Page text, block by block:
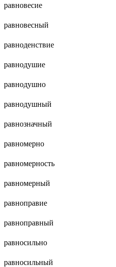
равновесие
равновесный
равноденствие
равнодушие
равнодушно
равнодушный
равнозначный
равномерно
равномерность
равномерный
равноправие
равноправный
равносильно
равносильный